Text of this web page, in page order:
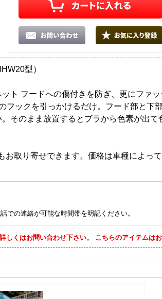
型）
ト フードへの傷付きを防ぎ、更にファ
フックを引っかけるだけ。フード部と下
そのまま放置するとブラから色素が出
取り寄せできます。価格は車種によっ
での連絡が可能な時間帯を明記ください。
しくはお問い合わせ下さい。 こちらのアイテムはお